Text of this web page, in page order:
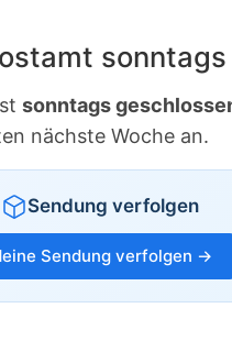
sonntags
nächste Woche an.
Sendung verfolgen
Sendung verfolgen →